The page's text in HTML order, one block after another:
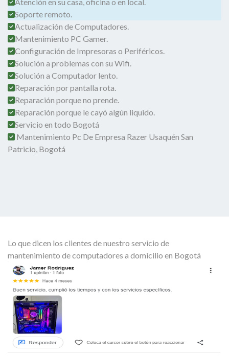
Soporte remoto.
Actualización de Computadores.
Mantenimiento PC Gamer.
Configuración de Impresoras o Periféricos.
Solución a problemas con su Wifi.
Solución a Computador lento.
Reparación por pantalla rota.
Reparación porque no prende.
Reparación porque le cayó algún liquido.
Servicio en todo Bogotá
Mantenimiento Pc De Empresa Razer Usaquén San
Patricio, Bogotá
Lo que dicen los clientes de nuestro servicio de
mantenimiento de computadores a domicilio en Bogotá